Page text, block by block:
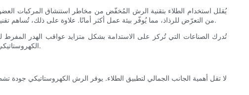
يُقلل استخدام الطلاء بتقنية الرش المُخفّض من مخاطر استنشاق المركبات
من التعرّض للرذاذ، مما يُوفّر بيئة عمل أكثر أمانًا. علاوة على ذلك، تُساهم تقنيات الطلاء المُحسّنة في الحصول على تشطيبات تدوم لفترة أطول على المنتجات، مما يُقلّل من الحاجة إلى إعادة الطلاء ويُقلّل من الأثر البيئي.
تُدرك الصناعات التي تُركز على الاستدامة بشكل متزايد عواقب الهدر
الكهروستاتيكي كجزء من الالتزام بتقليل النفايات والانبعاثات استحساناً لدى العملاء الذين يُولون أهمية قصوى لجهود الاستدامة والشركات المسؤولة اجتماعياً.
لا تقل أهمية الجانب الجمالي لتطبيق الطلاء. يوفر الرش الكهروستاتيكي